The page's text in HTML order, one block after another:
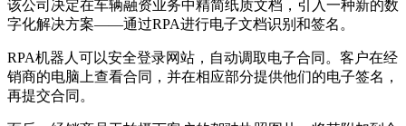
该公司决定在车辆融资业务中精简纸质文档，引入一种新的数
字化解决方案——通过RPA进行电子文档识别和签名。
RPA机器人可以安全登录网站，自动调取电子合同。客户在经
销商的电脑上查看合同，并在相应部分提供他们的电子签名，
再提交合同。